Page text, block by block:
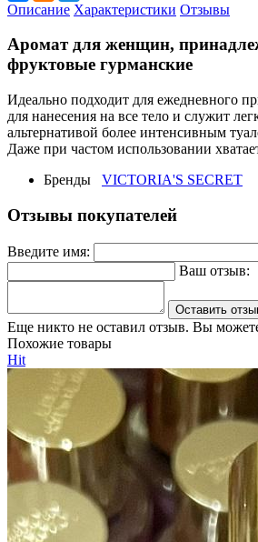
Описание Характеристики Отзывы
Аромат для женщин,
фруктовые гурманские
Идеально подходит для ежедневного
для нанесения на все тело и служит
альтернативой более интенсивным
Даже при частом использовании
Бренды
VICTORIA'S SECRET
Отзывы покупателей
Введите имя:
Ваш отзыв:
Оставить
Еще никто не оставил отзыв. Вы
Похожие товары
Hit